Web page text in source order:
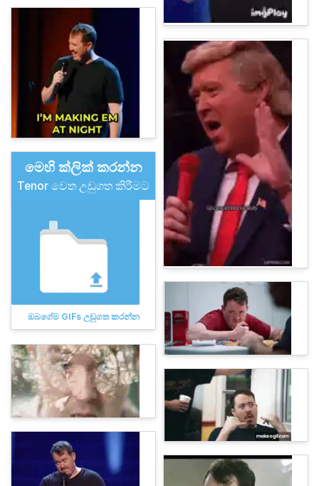
මෙහි ක්ලික් කරන්න
Tenor වෙත උඩුගත කිරීමට
ඔබගේම GIFs උඩුගත කරන්න